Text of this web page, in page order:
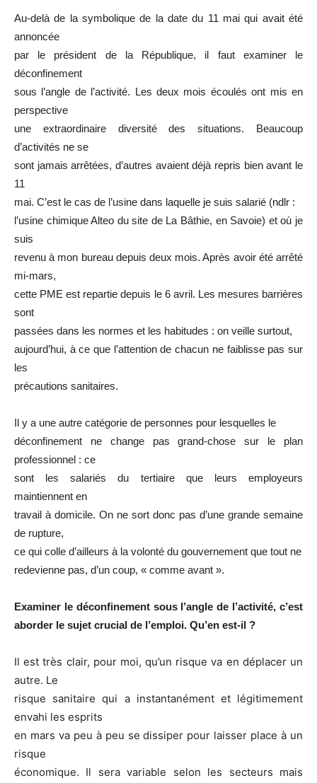
Au-delà de la symbolique de la date du 11 mai qui avait été
annoncée
par le président de la République, il faut examiner le
déconfinement
sous l’angle de l’activité. Les deux mois écoulés ont mis en
perspective
une extraordinaire diversité des situations. Beaucoup
d’activités ne se
sont jamais arrêtées, d’autres avaient déjà repris bien avant le
11
mai. C’est le cas de l’usine dans laquelle je suis salarié (ndlr :
l’usine chimique Alteo du site de La Bâthie, en Savoie) et où je
suis
revenu à mon bureau depuis deux mois. Après avoir été arrêté
mi-mars,
cette PME est repartie depuis le 6 avril. Les mesures barrières
sont
passées dans les normes et les habitudes : on veille surtout,
aujourd’hui, à ce que l’attention de chacun ne faiblisse pas sur
les
précautions sanitaires.
Il y a une autre catégorie de personnes pour lesquelles le
déconfinement ne change pas grand-chose sur le plan
professionnel : ce
sont les salariés du tertiaire que leurs employeurs
maintiennent en
travail à domicile. On ne sort donc pas d’une grande semaine
de rupture,
ce qui colle d’ailleurs à la volonté du gouvernement que tout ne
redevienne pas, d’un coup, « comme avant ».
Examiner le déconfinement sous l’angle de l’activité, c’est
aborder le sujet crucial de l’emploi. Qu’en est-il ?
Il est très clair, pour moi, qu’un risque va en déplacer un
autre. Le
risque sanitaire qui a instantanément et légitimement
envahi les esprits
en mars va peu à peu se dissiper pour laisser place à un
risque
économique. Il sera variable selon les secteurs mais